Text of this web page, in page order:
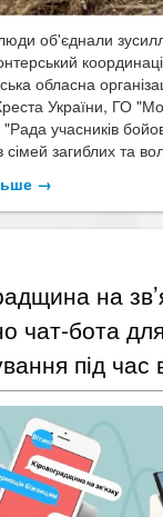
об'єднали
обласна
України, ГО
учасників
сімей загиблих та
→
на
чат-бота для
під час